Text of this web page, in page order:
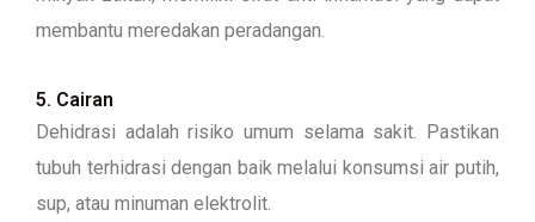
membantu meredakan peradangan.
5. Cairan
Dehidrasi adalah risiko umum selama sakit. Pastikan
tubuh terhidrasi dengan baik melalui konsumsi air putih,
sup, atau minuman elektrolit.